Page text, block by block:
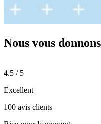
Nous vous donnons
4.5 / 5
Excellent
100 avis clients